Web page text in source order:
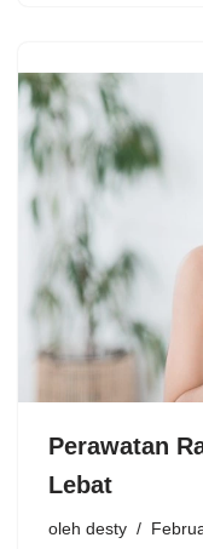
Perawatan
Lebat
oleh desty